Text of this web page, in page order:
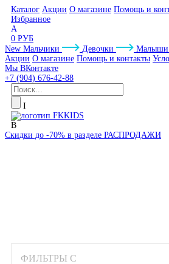
Каталог Акции О магазине Помощь и
Избранное
0 РУБ
New Мальчики Девочки Малыши
Акции О магазине Помощь и контакты
Мы ВКонтакте
+7 (904) 676-42-88
Скидки до -70% в разделе РАСПРОДАЖИ
ФИЛЬТРЫ